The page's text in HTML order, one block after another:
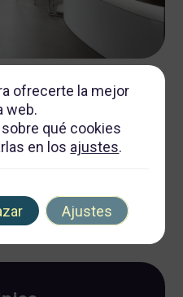
3, 2024
gráfico corporativo 2023
ofrecerte la mejor
web.
qué cookies
en los ajustes.
Ajustes